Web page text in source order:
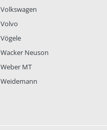
Volkswagen
Volvo
Vögele
Wacker Neuson
Weber MT
Weidemann